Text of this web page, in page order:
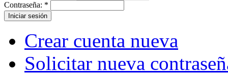
Contraseña: *
Crear cuenta nueva
Solicitar nueva